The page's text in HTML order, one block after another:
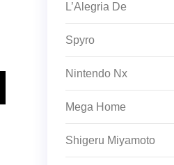
L’Alegria De
Spyro
Nintendo Nx
Mega Home
Shigeru Miyamoto